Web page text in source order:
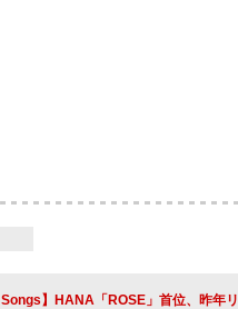
「ROSE」首位、昨年リリース清水翔太「PUZZLE」が最高位更新